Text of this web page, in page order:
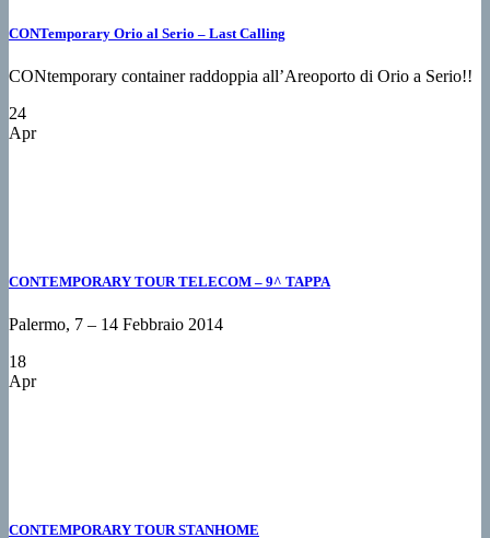
CONTemporary Orio al Serio – Last Calling
CONtemporary container raddoppia all’Areoporto di Orio a Serio!!
24
Apr
CONTEMPORARY TOUR TELECOM – 9^ TAPPA
Palermo, 7 – 14 Febbraio 2014
18
Apr
CONTEMPORARY TOUR STANHOME